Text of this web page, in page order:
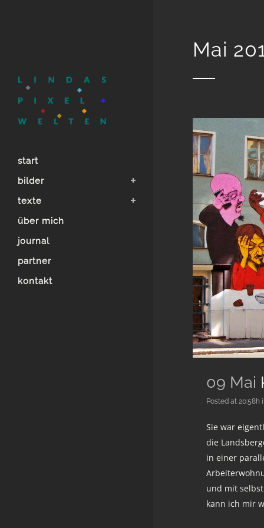
start
bilder
texte
über mich
journal
partner
kontakt
Mai
09 Mai
Posted at 20:58h
Sie war
die
in einer
und mit
kann ich mir